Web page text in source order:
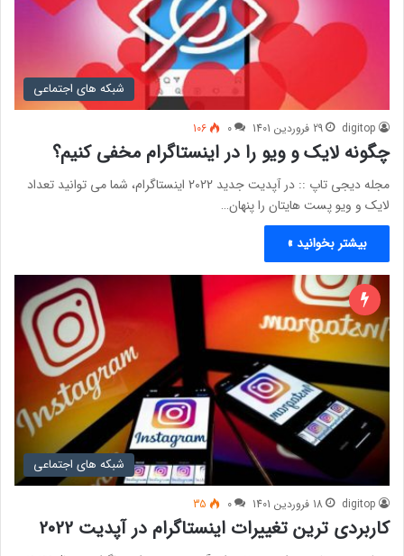
شبکه های اجتماعی
digitop 29 فروردین 1401 0
106
چگونه لایک و ویو را در اینستاگرام مخفی کنیم؟
مجله دیجی تاپ :: در آپدیت جدید 2022 اینستاگرام، شما می توانید تعداد
لایک و ویو پست هایتان را پنهان…
بیشتر بخوانید »
شبکه های اجتماعی
digitop 18 فروردین 1401 0
35
کاربردی ترین تغییرات اینستاگرام در آپدیت 2022